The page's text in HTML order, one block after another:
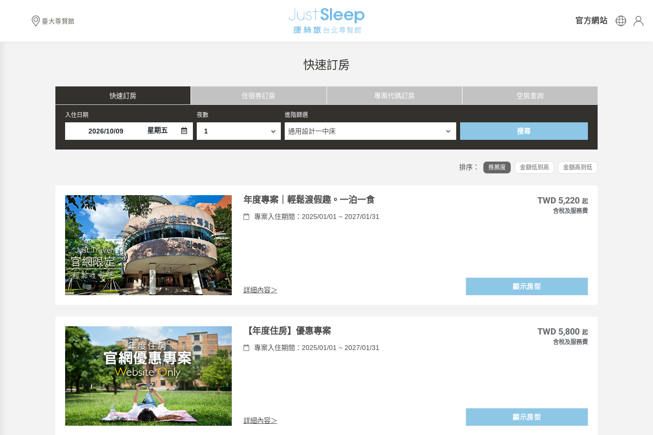
臺大尊賢館 官方網站
快速訂房
快速訂房 住宿券訂房 專案代碼訂房 空房查詢
入住日期
星期五
夜數 進階篩選
通用設計一中床 搜尋
排序： 推薦度 金額低到高 金額高到低
年度專案｜輕鬆渡假趣。一泊一食
專案入住期間：2025/01/01 ~ 2027/01/31
詳細內容＞
TWD 5,220 起
含稅及服務費
顯示房型
【年度住房】優惠專案
專案入住期間：2025/01/01 ~ 2027/01/31
詳細內容＞
TWD 5,800 起
含稅及服務費
顯示房型